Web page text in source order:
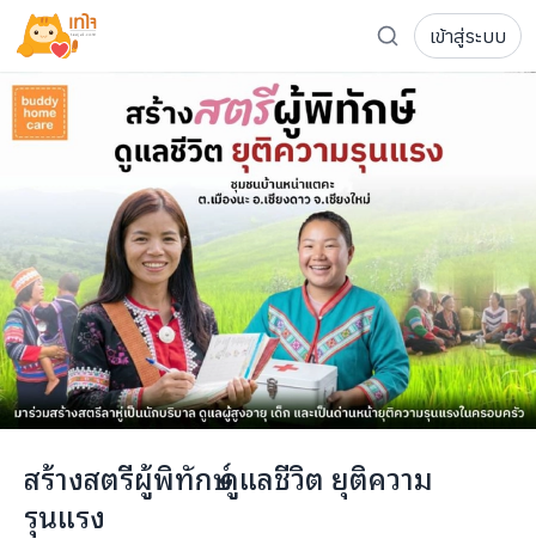
รู้จักเทใจ
โครงการ
เพจระดมทุน
เกี่ยวกับเรา
ความเคลื่อนไหว
การลดหย่อนภาษี
แฟนคลับศิลปิน
FAQ ผู้บริจาค
เจ้าของโครงการ
ส่งโครงการ
FAQ เจ้าของโครงการ
ติดต่อเรา
098-615-5885
เข้าสู่ระบบ
สร้างสตรีผู้พิทักษ์ ดูแลชีวิต ยุติความ
รุนแรง
คนพิการในชุมชนลาหู่ บ้านหน่าแต
คะ